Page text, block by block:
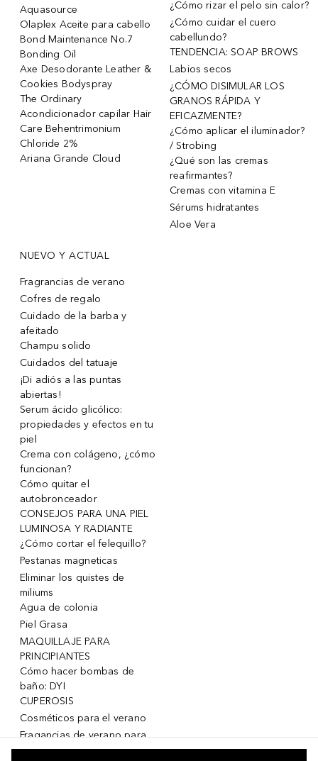
Aquasource
Olaplex Aceite para cabello
Bond Maintenance No.7
Bonding Oil
Axe Desodorante Leather &
Cookies Bodyspray
The Ordinary
Acondicionador capilar Hair
Care Behentrimonium
Chloride 2%
Ariana Grande Cloud
¿Cómo rizar el pelo sin calor?
¿Cómo cuidar el cuero
cabellundo?
TENDENCIA: SOAP BROWS
Labios secos
¿CÓMO DISIMULAR LOS
GRANOS RÁPIDA Y
EFICAZMENTE?
¿Cómo aplicar el iluminador?
/ Strobing
¿Qué son las cremas
reafirmantes?
Cremas con vitamina E
Sérums hidratantes
Aloe Vera
NUEVO Y ACTUAL
Fragrancias de verano
Cofres de regalo
Cuidado de la barba y
afeitado
Champu solido
Cuidados del tatuaje
¡Di adiós a las puntas
abiertas!
Serum ácido glicólico:
propiedades y efectos en tu
piel
Crema con colágeno, ¿cómo
funcionan?
Cómo quitar el
autobronceador
CONSEJOS PARA UNA PIEL
LUMINOSA Y RADIANTE
¿Cómo cortar el felequillo?
Pestanas magneticas
Eliminar los quistes de
miliums
Agua de colonia
Piel Grasa
MAQUILLAJE PARA
PRINCIPIANTES
Cómo hacer bombas de
baño: DYI
CUPEROSIS
Cosméticos para el verano
Fragancias de verano para
mujeres